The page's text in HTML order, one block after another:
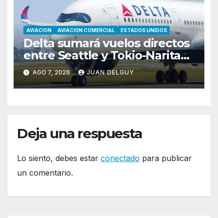
AVIACION AVIACION COMERCIAL ESTADOS UNIDOS
Delta sumará vuelos directos
entre Seattle y Tokio-Narita
desde marzo de 2027
AGO 7, 2026 JUAN DELGUY
Deja una respuesta
Lo siento, debes estar conectado para publicar
un comentario.